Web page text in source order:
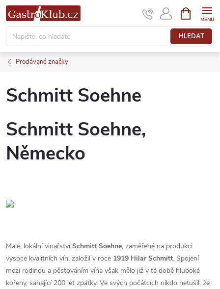
Přejít
na
obsah
HLEDAT
NÁKUPNÍ
KOŠÍK
Prodávané značky
Schmitt Soehne
Schmitt Soehne,
Německo
Malé, lokální vinařství Schmitt Soehne, zaměřené na produkci
vysoce kvalitních vín, založil v roce 1919 Hilar Schmitt. Spojení
mezi rodinou a pěstováním vína však mělo již v té době hluboké
kořeny, sahající 200 let zpátky. Ve svých počátcích nikdo netušil, že